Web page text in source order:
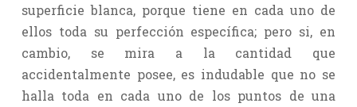
superficie blanca, porque tiene en cada uno de
ellos toda su perfección específica; pero si, en
cambio, se mira a la cantidad que
accidentalmente posee, es indudable que no se
halla toda en cada uno de los puntos de una